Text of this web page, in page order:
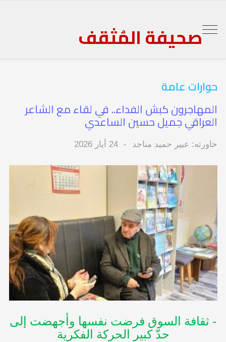
صحيفة المُثقف
حوارات عامة
المهاجرون كبش الفداء.. في لقاء مع الشاعر
العراقي جميل حسين الساعدي
حاورته: عبير حميد مناجد 24 أيار 2026
- ثقافة السوق فرضت نفسها وأجهضت إلى
حدّ كبير الحركة الفكرية